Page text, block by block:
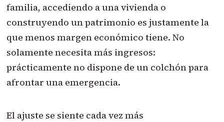
familia, accediendo a una vivienda o
construyendo un patrimonio es justamente la
que menos margen económico tiene. No
solamente necesita más ingresos:
prácticamente no dispone de un colchón para
afrontar una emergencia.
El ajuste se siente cada vez más